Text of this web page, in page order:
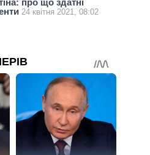
про що здатні
24 квітня 2021, 08:02